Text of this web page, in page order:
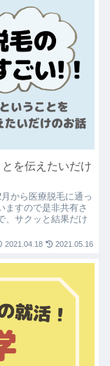
を伝えたいだけ
から医療脱毛に通っ
ますので是非共有さ
、サクッと結果だけ
2021.04.18 2021.05.16